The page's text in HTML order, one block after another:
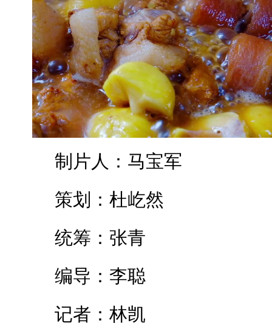
制片人：马宝军
策划：杜屹然
统筹：张青
编导：李聪
记者：林凯